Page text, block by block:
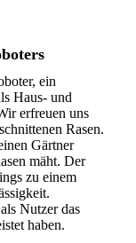
ein
Haus- und
erfreuen uns
Rasen.
Gärtner
mäht. Der
zu einem
Nutzer das
haben.